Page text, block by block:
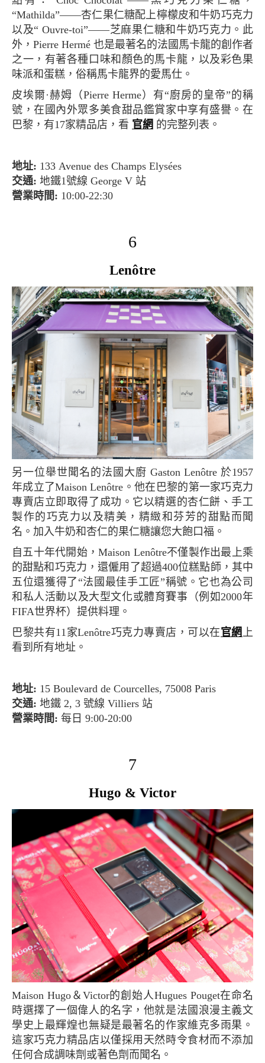
“Mathilda”——杏仁果仁糖配上檸檬皮和牛奶巧克力
以及“ Ouvre-toi”——芝麻果仁糖和牛奶巧克力。此
外，Pierre Hermé 也是最著名的法國馬卡龍的創作者
之一，有著各種口味和顏色的馬卡龍，以及彩色果
味派和蛋糕，俗稱馬卡龍界的愛馬仕。
皮埃爾·赫姆（Pierre Herme）有“廚房的皇帝”的稱
號，在國內外眾多美食甜品鑑賞家中享有盛譽。在
巴黎，有17家精品店，看 官網 的完整列表。
地址: 133 Avenue des Champs Elysées
交通: 地鐵1號線 George V 站
營業時間: 10:00-22:30
6
Lenôtre
另一位舉世聞名的法國大廚 Gaston Lenôtre 於1957
年成立了Maison Lenôtre。他在巴黎的第一家巧克力
專賣店立即取得了成功。它以精選的杏仁餅、手工
製作的巧克力以及精美，精緻和芬芳的甜點而聞
名。加入牛奶和杏仁的果仁糖讓您大飽口福。
自五十年代開始，Maison Lenôtre不僅製作出最上乘
的甜點和巧克力，還僱用了超過400位糕點師，其中
五位還獲得了“法國最佳手工匠”稱號。它也為公司
和私人活動以及大型文化或體育賽事（例如2000年
FIFA世界杯）提供料理。
巴黎共有11家Lenôtre巧克力專賣店，可以在官網 上
看到所有地址。
地址: 15 Boulevard de Courcelles, 75008 Paris
交通: 地鐵 2, 3 號線 Villiers 站
營業時間: 每日 9:00-20:00
7
Hugo & Victor
Maison Hugo＆Victor的創始人Hugues Pouget在命名
時選擇了一個偉人的名字，他就是法國浪漫主義文
學史上最輝煌也無疑是最著名的作家維克多雨果。
這家巧克力精品店以僅採用天然時令食材而不添加
任何合成調味劑或著色劑而聞名。